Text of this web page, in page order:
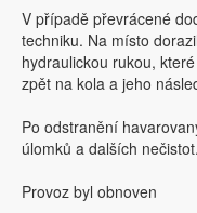
V případě převrácené
techniku. Na místo
hydraulickou rukou,
zpět na kola a jeho
Po odstranění
úlomků a dalších nečistot.
Provoz byl obnoven